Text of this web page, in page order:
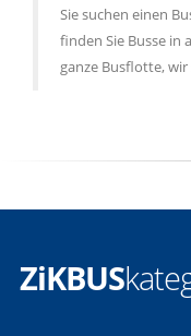
Sie suchen einen
finden Sie Busse in
ganze Busflotte,
ZiKBUS